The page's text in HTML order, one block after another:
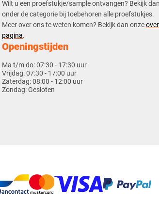
​Wilt u een proefstukje/sample ontvangen? Bekijk dan
onder de categorie bij toebehoren alle proefstukjes.
​​Meer over ons te weten komen? Bekijk dan onze
pagina.
Openingstijden
Ma t/m do:07:30 - 17:30 uur
Vrijdag:07:30 - 17:00 uur
Zaterdag:08:00 - 12:00 uur
Zondag:Gesloten